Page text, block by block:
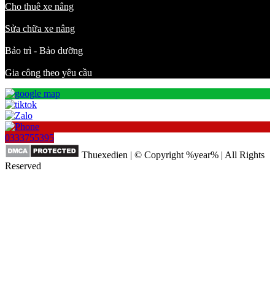
Cho thuê xe nâng
Sửa chữa xe nâng
Bảo trì - Bảo dưỡng
Gia công theo yêu cầu
0333755395
Thuexedien | © Copyright %year% | All Rights
Reserved